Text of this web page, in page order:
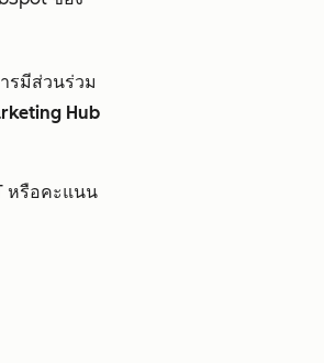
รมีส่วนร่วม
Hub
หรือคะแนน